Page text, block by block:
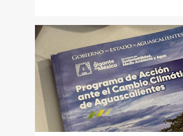
ESTADOS PUBLICACIONES